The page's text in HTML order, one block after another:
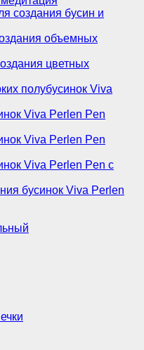
создания бусин и
объемных
цветных
полубусинок Viva
Viva Perlen Pen
Viva Perlen Pen
Viva Perlen Pen с
бусинок Viva Perlen